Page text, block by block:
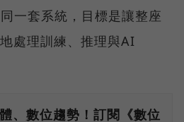
一套系統，目標是讓整座
處理訓練、推理與AI
、數位趨勢！訂閱《數位